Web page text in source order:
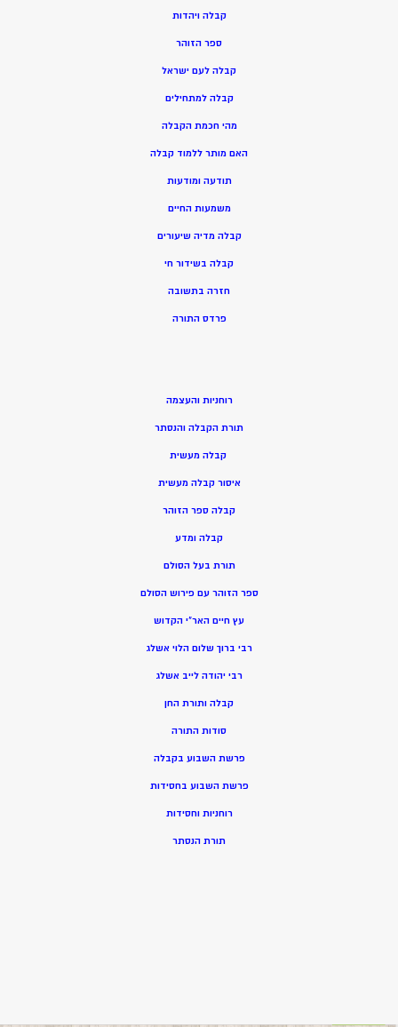
קבלה ויהדות
ספר הזוהר
קבלה לעם ישראל
קבלה למתחילים
מהי חכמת הקבלה
האם מותר ללמוד קבלה
תודעה ומודעות
משמעות החיים
קבלה מדיה שיעורים
קבלה בשידור חי
חזרה בתשובה
פרדס התורה
רוחניות והעצמה
תורת הקבלה והנסתר
קבלה מעשית
איסור קבלה מעשית
קבלה ספר הזוהר
קבלה ומדע
תורת בעל הסולם
ספר הזוהר עם פירוש הסולם
עץ חיים האר”י הקדוש
רבי ברוך שלום הלוי אשלג
רבי יהודה לייב אשלג
קבלה ותורת החן
סודות התורה
פרשת השבוע בקבלה
פרשת השבוע בחסידות
רוחניות וחסידות
תורת הנסתר